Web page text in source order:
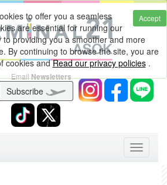
Accept
to offer you a seamless
are essential for running our
to providing you a smoother and more
By continuing to browse the site, you are
cookies andRead our privacy policies.
EmailNewsletters
Subscribe
Toggle